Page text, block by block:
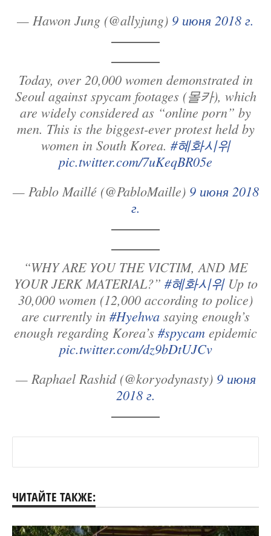
— Hawon Jung (@allyjung) 9 июня 2018 г.
Today, over 20,000 women demonstrated in
Seoul against spycam footages (몰카), which
are widely considered as “online porn” by
men. This is the biggest-ever protest held by
women in South Korea. #혜화시위
pic.twitter.com/7uKeqBR05e
— Pablo Maillé (@PabloMaille) 9 июня 2018
г.
“WHY ARE YOU THE VICTIM, AND ME
YOUR JERK MATERIAL?” #혜화시위Up to
30,000 women (12,000 according to police)
are currently in #Hyehwasaying enough’s
enough regarding Korea’s #spycam epidemic
pic.twitter.com/dz9bDtUJCv
— Raphael Rashid (@koryodynasty) 9 июня
2018 г.
ЧИТАЙТЕ ТАКЖЕ: